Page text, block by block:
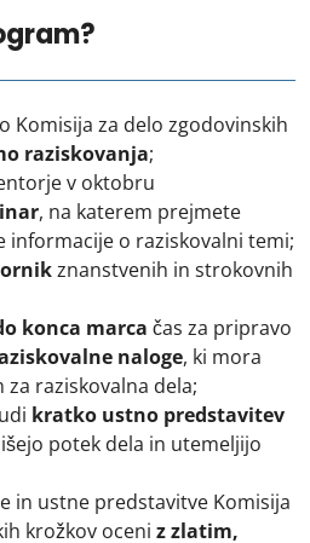
Komisija za delo zgodovinskih
raziskovanja;
v oktobru
, na katerem prejmete
informacije o raziskovalni temi;
znanstvenih in strokovnih
konca marca čas za pripravo
naloge, ki mora
raziskovalna dela;
kratko ustno predstavitev
potek dela in utemeljijo
in ustne predstavitve Komisija
krožkov oceni z zlatim,